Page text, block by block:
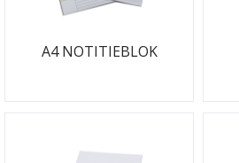
A4 NOTITIEBLOK